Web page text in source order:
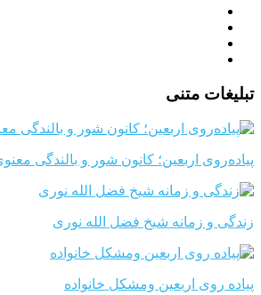
تبلیغات متنی
پیاده‌روی اربعین؛ کانون شور و بالندگی
زندگی و زمانه شیخ فضل الله نوری
پیاده روی اربعین ومشکل خانواده